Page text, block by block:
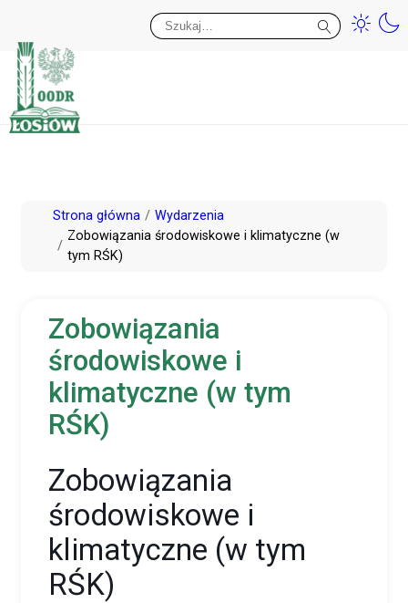
PrzejdźStrona główna
Wydarzenia
Zobowiązania środowiskowe i klimatyczne (w
tym RŚK)
Zobowiązania
środowiskowe i
klimatyczne (w tym
RŚK)
Zobowiązania
środowiskowe i
klimatyczne (w tym
RŚK)